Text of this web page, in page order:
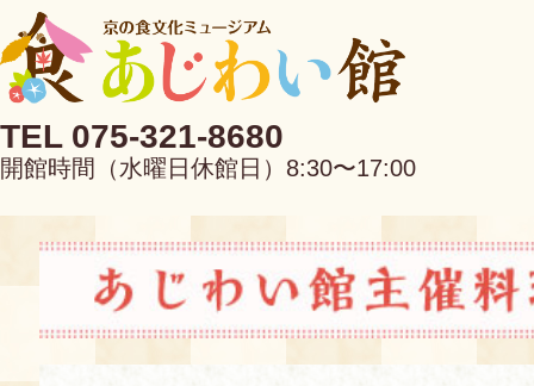
TEL 075-321-8680
開館時間（水曜日休館日）8:30〜17:00
EN 中文